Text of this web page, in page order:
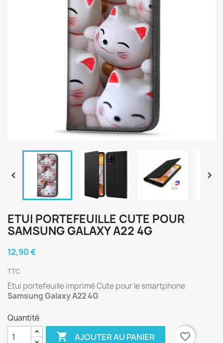
 
ETUI PORTEFEUILLE CUTE POUR
SAMSUNG GALAXY A22 4G
12,90 €
TTC
Etui portefeuille imprimé Cute pour le smartphone
Samsung Galaxy A22 4G
Quantité
 AJOUTER AU PANIER favorite_border